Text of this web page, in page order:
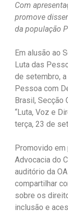
Com
promove
da população
Em alusão ao
Luta das
de setembro,
Pessoa com
Brasil, Secção
“Luta, Voz e
terça, 23 de
Promovido em
Advocacia do
auditório da
compartilhar
sobre os
inclusão e